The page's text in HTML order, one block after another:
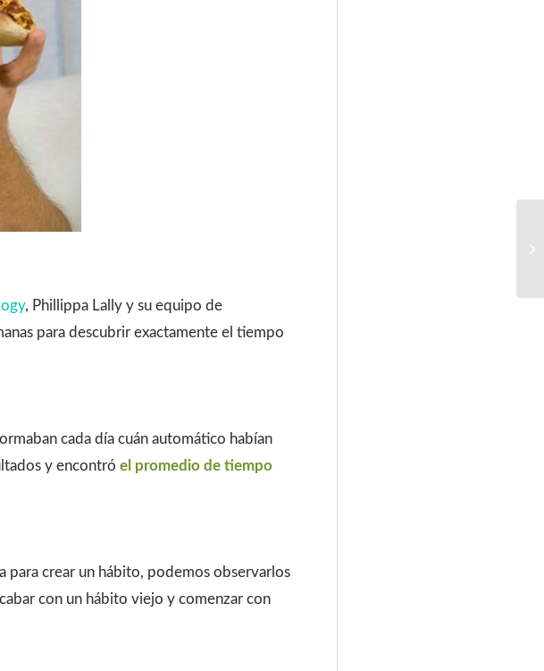
, Phillippa Lally y su equipo de
para descubrir exactamente el tiempo
cada día cuán automático habían
y encontró el promedio de tiempo
para crear un hábito, podemos observarlos
con un hábito viejo y comenzar con